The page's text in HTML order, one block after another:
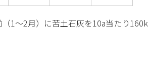
1～2月）に苦土石灰を10a当たり